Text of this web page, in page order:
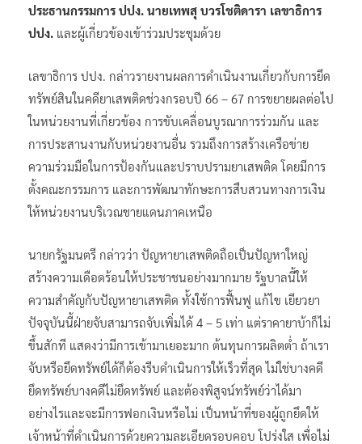
ประธานกรรมการ ปปง. นายเทพสุ บวรโชติดารา เลขาธิการ
ปปง. และผู้เกี่ยวข้องเข้าร่วมประชุมด้วย
เลขาธิการ ปปง. กล่าวรายงานผลการดำเนินงานเกี่ยวกับการยึด
ทรัพย์สินในคดียาเสพติดช่วงกรอบปี 66 – 67 การขยายผลต่อไป
ในหน่วยงานที่เกี่ยวข้อง การขับเคลื่อนบูรณาการร่วมกัน และ
การประสานงานกับหน่วยงานอื่น รวมถึงการสร้างเครือข่าย
ความร่วมมือในการป้องกันและปราบปรามยาเสพติด โดยมีการ
ตั้งคณะกรรมการ และการพัฒนาทักษะการสืบสวนทางการเงิน
ให้หน่วยงานบริเวณชายแดนภาคเหนือ
นายกรัฐมนตรี กล่าวว่า ปัญหายาเสพติดถือเป็นปัญหาใหญ่
สร้างความเดือดร้อนให้ประชาชนอย่างมากมาย รัฐบาลนี้ให้
ความสำคัญกับปัญหายาเสพติด ทั้งใช้การฟื้นฟู แก้ไข เยียวยา
ปัจจุบันนี้ฝ่ายจับสามารถจับเพิ่มได้ 4 – 5 เท่า แต่ราคายาบ้าก็ไม่
ขึ้นสักที แสดงว่ามีการเข้ามาเยอะมาก ต้นทุนการผลิตต่ำ ถ้าเรา
จับหรือยึดทรัพย์ได้ก็ต้องรีบดำเนินการให้เร็วที่สุด ไม่ใช่บางคดี
ยึดทรัพย์บางคดีไม่ยึดทรัพย์ และต้องพิสูจน์ทรัพย์ว่าได้มา
อย่างไรและจะมีการฟอกเงินหรือไม่ เป็นหน้าที่ของผู้ถูกยึดให้
เจ้าหน้าที่ดำเนินการด้วยความละเอียดรอบคอบ โปร่งใส เพื่อไม่